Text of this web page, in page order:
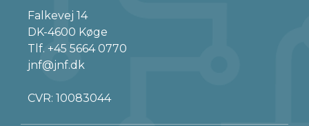
Falkevej 14
DK-4600 Køge
Tlf. +45 5664 0770
jnf@jnf.dk
CVR: 10083044